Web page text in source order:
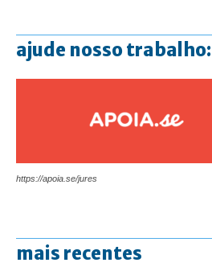
ajude nosso trabalho:
https://apoia.se/jures
mais recentes